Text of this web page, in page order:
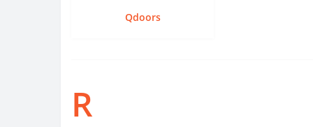
Qdoors
R